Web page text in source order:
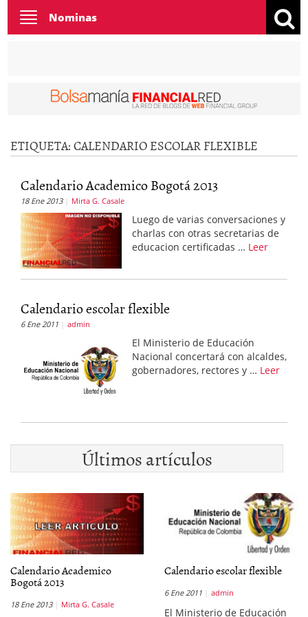
Toggle
navigation
Nominas
ETIQUETA:CALENDARIO ESCOLAR FLEXIBLE
Calendario Academico Bogotá 2013
18 Ene 2013 Mirta G. Casale
Luego de varias conversaciones y
charlas con otras secretarias de
educacion certificadas … Leer
Calendario escolar flexible
6 Ene 2011 admin
El Ministerio de Educación
Nacional concertará con alcaldes,
gobernadores, rectores y … Leer
Últimos artículos
Calendario Academico
Bogotá 2013
18 Ene 2013 Mirta G. Casale
Calendario escolar flexible
6 Ene 2011 admin
El Ministerio de Educación